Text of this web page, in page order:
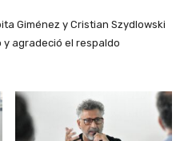
Giménez y Cristian Szydlowski
agradeció el respaldo